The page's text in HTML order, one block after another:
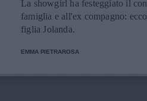
La showgirl ha festeggiato il
famiglia e all'ex compagno:
figlia Jolanda.
EMMA PIETRAROSA